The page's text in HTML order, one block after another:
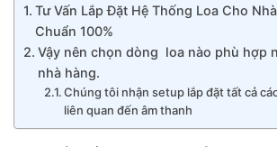
Tư Vấn Lắp Đặt Hệ Thống Loa Cho
Chuẩn 100%
Vậy nên chọn dòng loa nào phù hợp
nhà hàng.
Chúng tôi nhận setup lắp đặt tất cả
liên quan đến âm thanh